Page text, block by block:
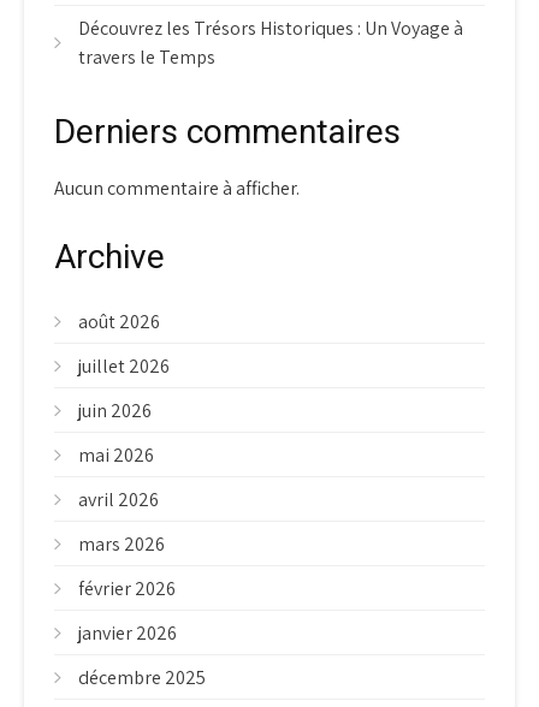
Découvrez les Trésors Historiques : Un Voyage à
travers le Temps
Derniers commentaires
Aucun commentaire à afficher.
Archive
août 2026
juillet 2026
juin 2026
mai 2026
avril 2026
mars 2026
février 2026
janvier 2026
décembre 2025